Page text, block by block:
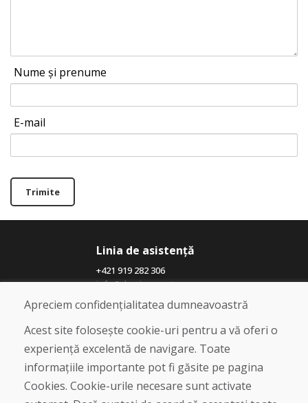
Nume și prenume
E-mail
Trimite
Linia de asistență
+421 919 282 306
info@domivosport.ro
Blog
Despre noi
Magazin
Contact
Apreciem confidențialitatea dumneavoastră
Acest site folosește cookie-uri pentru a vă oferi o
experiență excelentă de navigare. Toate
informațiile importante pot fi găsite pe pagina
Cookies. Cookie-urile necesare sunt activate